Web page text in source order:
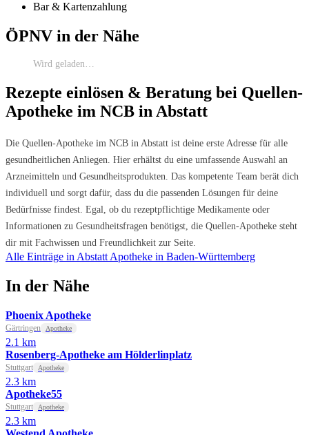
Bar & Kartenzahlung
ÖPNV in der Nähe
Wird geladen…
Rezepte einlösen & Beratung bei Quellen-
Apotheke im NCB in Abstatt
Die Quellen-Apotheke im NCB in Abstatt ist deine erste Adresse für alle
gesundheitlichen Anliegen. Hier erhältst du eine umfassende Auswahl an
Arzneimitteln und Gesundheitsprodukten. Das kompetente Team berät dich
individuell und sorgt dafür, dass du die passenden Lösungen für deine
Bedürfnisse findest. Egal, ob du rezeptpflichtige Medikamente oder
Informationen zu Gesundheitsfragen benötigst, die Quellen-Apotheke steht
dir mit Fachwissen und Freundlichkeit zur Seite.
Alle Einträge in Abstatt Apotheke in Baden-Württemberg
In der Nähe
Phoenix Apotheke
Gärtringen Apotheke
2.1 km
Rosenberg-Apotheke am Hölderlinplatz
Stuttgart Apotheke
2.3 km
Apotheke55
Stuttgart Apotheke
2.3 km